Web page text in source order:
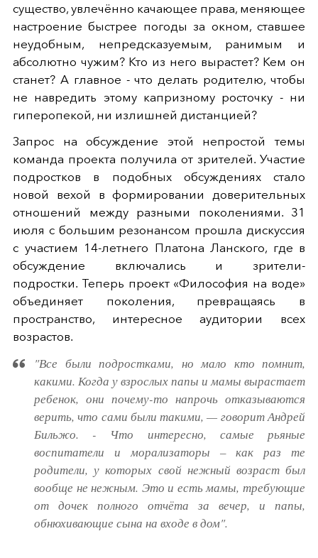
существо, увлечённо качающее права, меняющее
настроение быстрее погоды за окном, ставшее
неудобным, непредсказуемым, ранимым и
абсолютно чужим? Кто из него вырастет? Кем он
станет? А главное - что делать родителю, чтобы
не навредить этому капризному росточку - ни
гиперопекой, ни излишней дистанцией?
Запрос на обсуждение этой непростой темы
команда проекта получила от зрителей. Участие
подростков в подобных обсуждениях стало
новой вехой в формировании доверительных
отношений между разными поколениями. 31
июля с большим резонансом прошла дискуссия
с участием 14-летнего Платона Ланского, где в
обсуждение включались и зрители-
подростки. Теперь проект «Философия на воде»
объединяет поколения, превращаясь в
пространство, интересное аудитории всех
возрастов.
"Все были подростками, но мало кто помнит,
какими. Когда у взрослых папы и мамы вырастает
ребенок, они почему-то напрочь отказываются
верить, что сами были такими, — говорит Андрей
Бильжо. - Что интересно, самые рьяные
воспитатели и морализаторы – как раз те
родители, у которых свой нежный возраст был
вообще не нежным. Это и есть мамы, требующие
от дочек полного отчёта за вечер, и папы,
обнюхивающие сына на входе в дом".